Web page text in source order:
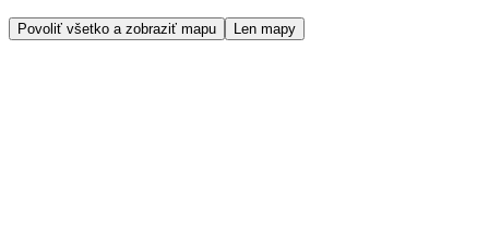
Povoliť všetko a zobraziť mapu Len mapy